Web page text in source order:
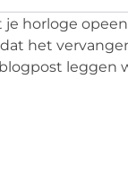
horloge
het
leggen